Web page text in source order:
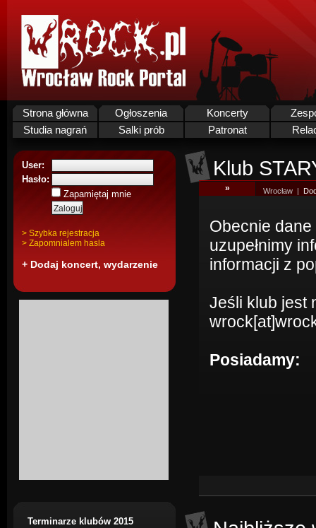
Strona główna Ogłoszenia Koncerty
Studia nagrań
Salki prób Patronat
User:
Hasło:
Zapamiętaj mnie
> Szybka rejestracja
> Zapomnialem hasla
+ Dodaj koncert, wydarzenie
Terminarze klubów 2015
Klub
» Wrocław |
Obecnie
uzupełnimy
informacji z
Jeśli klub jest
Posiadamy: